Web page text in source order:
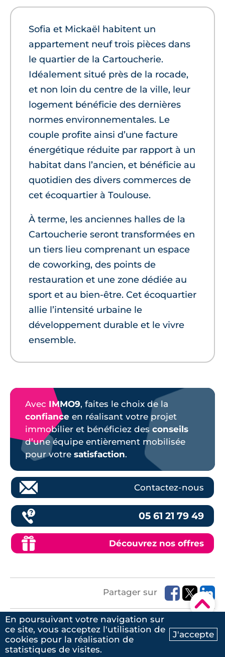
Ma recherche Contactez-nous
▾
Sofia et Mickaël habitent un
appartement neuf trois pièces dans
le quartier de la Cartoucherie.
Idéalement situé près de la rocade,
et non loin du centre de la ville, leur
logement bénéficie des dernières
normes environnementales. Le
couple profite ainsi d’une facture
énergétique réduite par rapport à un
habitat dans l’ancien, et bénéficie au
quotidien des divers commerces de
cet écoquartier à Toulouse.
À terme, les anciennes halles de la
Cartoucherie seront transformées en
un tiers lieu comprenant un espace
de coworking, des points de
restauration et une zone dédiée au
sport et au bien-être. Cet écoquartier
allie l’intensité urbaine le
développement durable et le vivre
ensemble.
Avec IMMO9, faites le choix de la
confiance en réalisant votre projet
immobilier et bénéficiez des conseils
d’une équipe entièrement mobilisée
pour votre satisfaction.
Contactez-nous
05 61 21 79 49
Découvrez nos offres
Partager sur
Commentaires à propos de
cet article :
En poursuivant votre navigation sur
ce site, vous acceptez l'utilisation de
cookies pour la réalisation de
statistiques de visites.
J'accepte